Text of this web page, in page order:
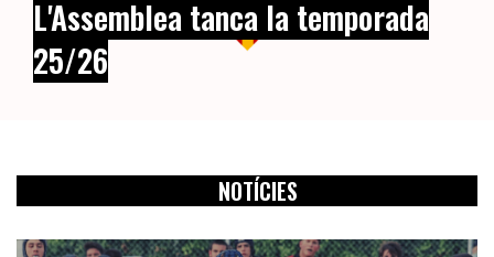
L'Assemblea tanca la temporada
25/26
NOTÍCIES